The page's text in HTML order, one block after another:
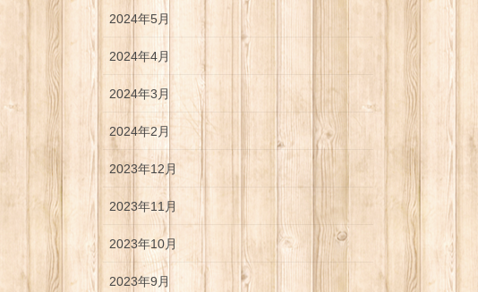
2024年5月
2024年4月
2024年3月
2024年2月
2023年12月
2023年11月
2023年10月
2023年9月